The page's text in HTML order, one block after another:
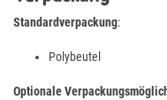
Standardverpackung:
Polybeutel
Optionale